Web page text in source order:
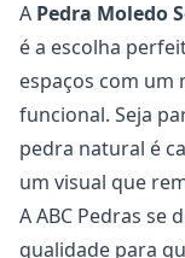
A Pedra Moledo
é a escolha
espaços com um
funcional. Seja
pedra natural é
um visual que
A ABC Pedras se
qualidade para